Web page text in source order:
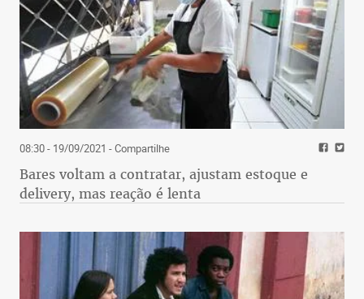
08:30 - 19/09/2021 - Compartilhe
Bares voltam a contratar, ajustam estoque e
delivery, mas reação é lenta